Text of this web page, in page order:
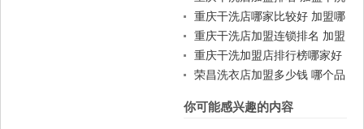
店一般费用
重庆干洗店哪家比较好 加盟哪
家好
重庆干洗店加盟连锁排名 加盟
赚钱吗
重庆干洗加盟店排行榜哪家好
荣昌洗衣店加盟多少钱 哪个品
你可能感兴趣的内容